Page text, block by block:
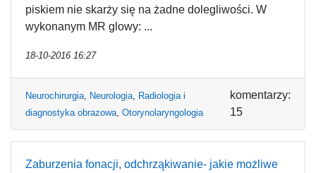
piskiem nie skarży się na żadne dolegliwości. W
wykonanym MR glowy: ...
18-10-2016 16:27
Neurochirurgia, Neurologia, Radiologia i
diagnostyka obrazowa, Otorynolaryngologia
komentarzy:
15
Zaburzenia fonacji, odchrząkiwanie- jakie możliwe